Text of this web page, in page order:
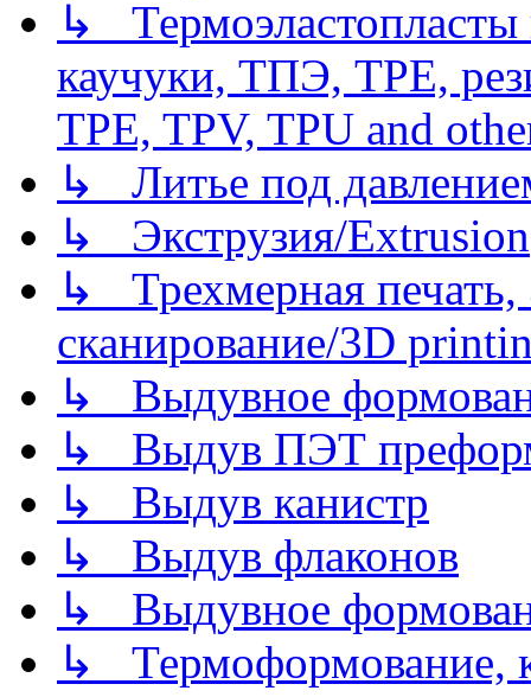
↳
каучуки, ТПЭ, TPE,
TPE, TPV, TPU and
↳ Литье под
↳ Экструзия/Extrusion
↳ Трехмерная
сканирование/3D
↳ Выдувное
↳ Выдув ПЭТ
↳ Выдув канистр
↳ Выдув флаконов
↳ Выдувное
↳ Термоформование,